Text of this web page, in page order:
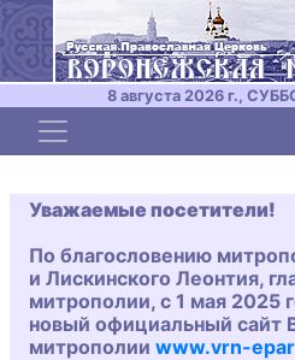
8 августа 2026 г.,
Toggle navigation
Уважаемые посетители!
По благословению
и Лискинского Леонтия,
митрополии, с 1 мая 2025
новый официальный сайт
митрополии www.vrn-